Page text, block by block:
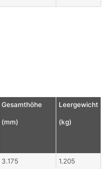
Gesamthöhe
(mm)
Leergewicht
(kg)
3.175 1.205